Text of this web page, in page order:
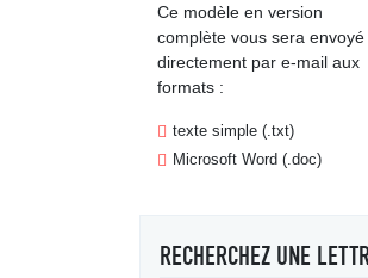
Ce modèle en version
complète vous sera envoyé
directement par e-mail aux
formats :
texte simple (.txt)
Microsoft Word (.doc)
RECHERCHEZ UNE